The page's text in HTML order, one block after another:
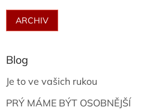
ARCHIV
Blog
Je to ve vašich rukou
PRÝ MÁME BÝT OSOBNĚJŠÍ